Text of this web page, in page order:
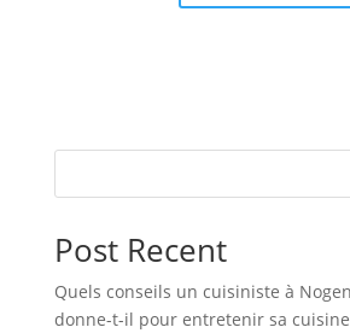
Post Recent
Quels conseils un cuisiniste à
donne-t-il pour entretenir sa